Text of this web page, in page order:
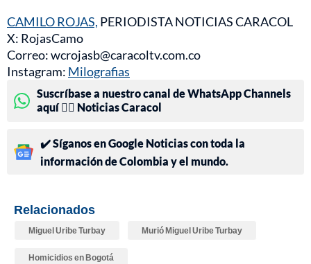
CAMILO ROJAS, PERIODISTA NOTICIAS CARACOL
X: RojasCamo
Correo: wcrojasb@caracoltv.com.co
Instagram: Milografias
Suscríbase a nuestro canal de WhatsApp Channels
aquí 👉🏻 Noticias Caracol
✔️ Síganos en Google Noticias con toda la
información de Colombia y el mundo.
Relacionados
Miguel Uribe Turbay Murió Miguel Uribe Turbay
Homicidios en Bogotá